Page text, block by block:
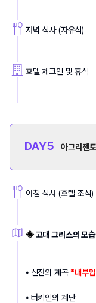
저녁 식사 (자유식)
호텔 체크인 및 휴식
DAY5 아그리젠
아침 식사 (호텔 조식)
◈ 고대 그리스의 모
⦁ 신전의 계곡 *내부
⦁ 터키인의 계단